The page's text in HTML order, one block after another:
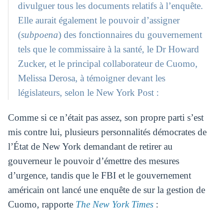
divulguer tous les documents relatifs à l’enquête.
Elle aurait également le pouvoir d’assigner
(subpoena) des fonctionnaires du gouvernement
tels que le commissaire à la santé, le Dr Howard
Zucker, et le principal collaborateur de Cuomo,
Melissa Derosa, à témoigner devant les
législateurs, selon le New York Post :
Comme si ce n’était pas assez, son propre parti s’est
mis contre lui, plusieurs personnalités démocrates de
l’État de New York demandant de retirer au
gouverneur le pouvoir d’émettre des mesures
d’urgence, tandis que le FBI et le gouvernement
américain ont lancé une enquête de sur la gestion de
Cuomo, rapporte The New York Times: